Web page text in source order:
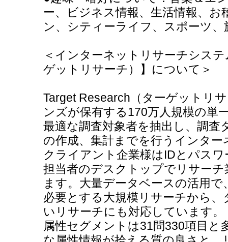
ー、ビジネス情報、生活情報、
ン、シティーライフ、スポーツ
＜インターネットリサーチシス
ゲットリサーチ）】について＞
Target Research（ターゲットリ
ンズが保有する170万人規模の単
最適な調査対象者を抽出し、調査
の作成、集計までを行うインタ
クライアント企業様はIDとパス
担当者のデスクトップでリサー
ます。大量データベースの活用
必要とする大規模リサーチから
いリサーチにも対応しています。
属性セグメントは31問330項目と